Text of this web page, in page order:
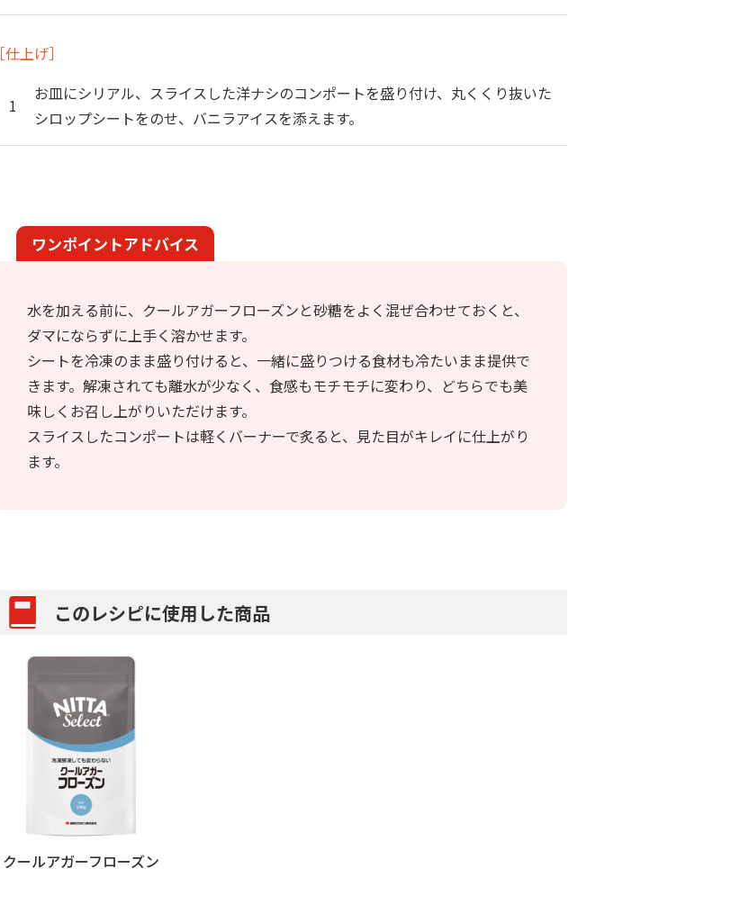
［仕上げ］
お皿にシリアル、スライスした洋ナシのコンポートを盛り付け、丸くくり抜いた
シロップシートをのせ、バニラアイスを添えます。
ワンポイントアドバイス
水を加える前に、クールアガーフローズンと砂糖をよく混ぜ合わせておくと、
ダマにならずに上手く溶かせます。
シートを冷凍のまま盛り付けると、一緒に盛りつける食材も冷たいまま提供で
きます。解凍されても離水が少なく、食感もモチモチに変わり、どちらでも美
味しくお召し上がりいただけます。
スライスしたコンポートは軽くバーナーで炙ると、見た目がキレイに仕上がり
ます。
このレシピに使用した商品
クールアガーフローズン